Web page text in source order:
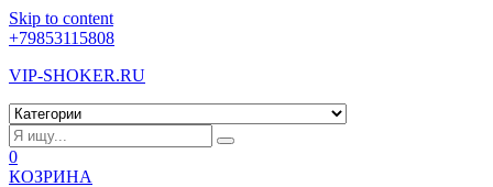
Skip to content
+79853115808
VIP-SHOKER.RU
0
КОЗРИНА